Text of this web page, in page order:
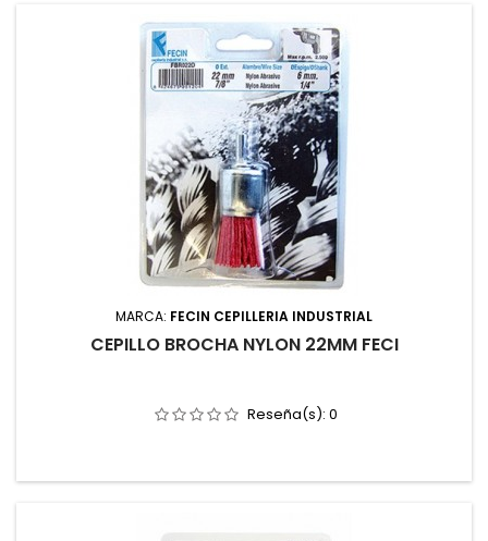
MARCA: FECIN CEPILLERIA INDUSTRIAL
CEPILLO BROCHA NYLON 22MM FECI
Reseña(s): 0